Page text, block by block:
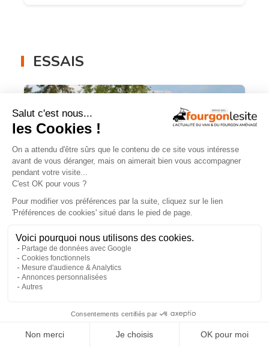
ESSAIS
Malibu Genius : un fourgon Mercedes
qui ne ressemble à aucun autre